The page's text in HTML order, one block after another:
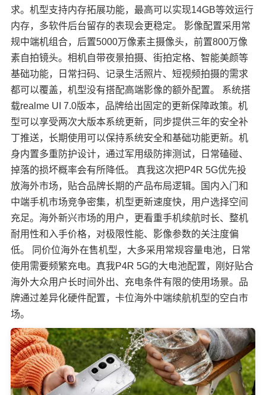
求。机型支持内存拓展功能，最高可以实现14GB等效运行
内存，多软件后台留存的表现会更稳定。 影像配置采用常
规中端机组合，后置5000万像素主摄像头，前置800万像
素自拍镜头。相机自带夜景拍摄、街拍定格、智能美颜等
基础功能，日常扫码、记录生活照片、短视频拍摄的需求
都可以覆盖，机型没有搭配高端影像的额外配置。 系统搭
载realme UI 7.0版本，品牌给出固定的更新保障政策。机
型可以享受两次大版本系统更新，同步提供三年的安全补
丁推送，长期使用可以保持系统安全和基础功能更新。机
身内置多重防护设计，通过军用级防摔测试，日常磕碰、
掉落的损坏概率会有所降低。 真我这次把P4R 5G优先投
放海外市场，贴合品牌长期的产品布局逻辑。国内入门和
中端手机市场竞争密集，机型更新速度快，用户选择空间
充足。海外新兴市场的用户，更看重手机续航时长、整机
耐用性和入手价格，对极限性能、影像参数的关注度偏
低。 同价位海外在售机型，大多采用常规容量电池，日常
使用需要频繁充电。真我P4R 5G的大电池配置，刚好贴合
海外大众用户长时间外出、充电条件有限的使用场景。品
牌通过差异化硬件配置，卡位海外中端续航机型的空白市
场。